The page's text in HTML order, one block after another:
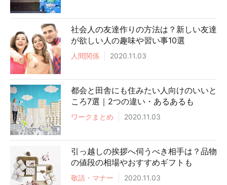
社会人の友達作りの方法は？新しい友達
が欲しい人の趣味や習い事10選
人間関係 2020.11.03
都会と田舎にも住みたい人向けのいいと
ころ7選｜2つの違い・あるあるも
ワークまとめ 2020.11.03
引っ越しの挨拶へ伺うべき相手は？品物
の値段の相場やおすすめギフトも
敬語・マナー 2020.11.03